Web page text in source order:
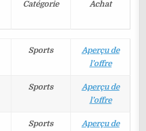
Catégorie Achat
Sports
Aperçu de
l’offre
Sports
Aperçu de
l’offre
Sports
Aperçu de